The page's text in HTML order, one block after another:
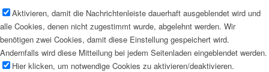
Aktivieren, damit die Nachrichtenleiste dauerhaft ausgeblendet wird und
alle Cookies, denen nicht zugestimmt wurde, abgelehnt werden. Wir
benötigen zwei Cookies, damit diese Einstellung gespeichert wird.
Andernfalls wird diese Mitteilung bei jedem Seitenladen eingeblendet werden.
Hier klicken, um notwendige Cookies zu aktivieren/deaktivieren.